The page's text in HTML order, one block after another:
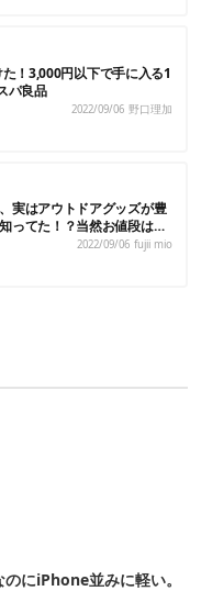
！3,000円以下で手に入る1
パ良品
2022/09/06 野口理加
実はアウトドアグッズが豊
ってた！？当然お値段は…
2022/09/06 fujii mio
のにiPhone並みに軽い。